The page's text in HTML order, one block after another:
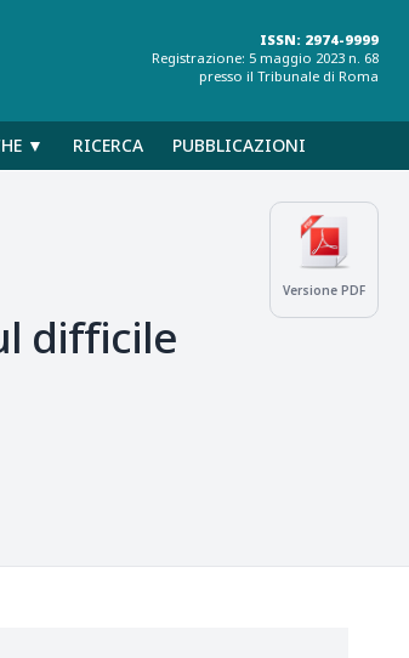
ISSN: 2974-9999
Registrazione: 5 maggio 2023 n. 68
presso il Tribunale di Roma
▼ RICERCA PUBBLICAZIONI
Versione PDF
difficile